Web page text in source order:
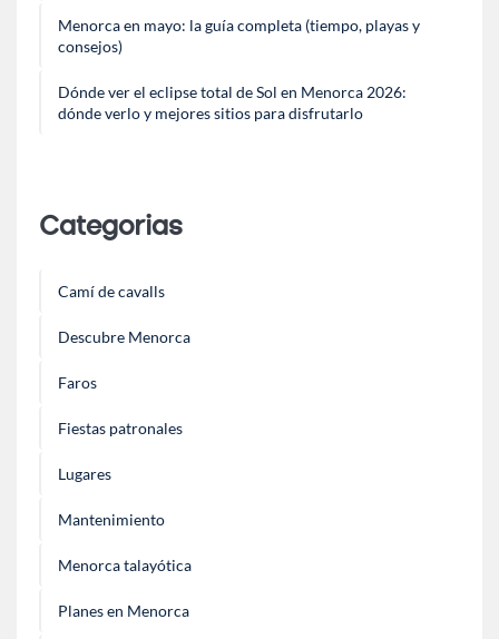
Menorca en mayo: la guía completa (tiempo, playas y
consejos)
Dónde ver el eclipse total de Sol en Menorca 2026:
dónde verlo y mejores sitios para disfrutarlo
Categorias
Camí de cavalls
Descubre Menorca
Faros
Fiestas patronales
Lugares
Mantenimiento
Menorca talayótica
Planes en Menorca